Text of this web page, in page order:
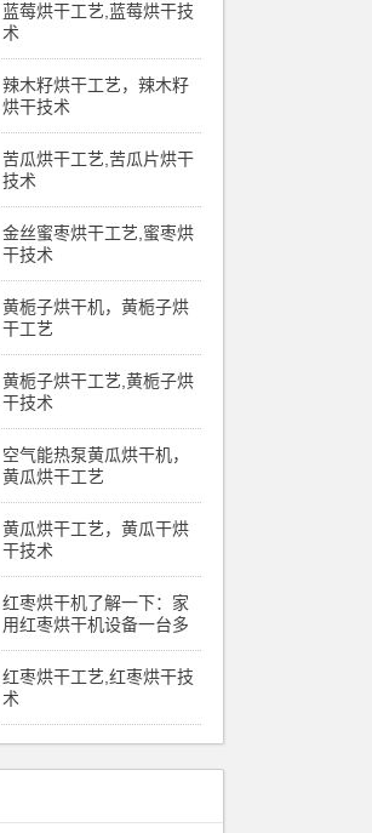
蓝莓烘干工艺,蓝莓烘干技
术
辣木籽烘干工艺，辣木籽
烘干技术
苦瓜烘干工艺,苦瓜片烘干
技术
金丝蜜枣烘干工艺,蜜枣烘
干技术
黄栀子烘干机，黄栀子烘
干工艺
黄栀子烘干工艺,黄栀子烘
干技术
空气能热泵黄瓜烘干机，
黄瓜烘干工艺
黄瓜烘干工艺，黄瓜干烘
干技术
红枣烘干机了解一下：家
用红枣烘干机设备一台多
少钱
红枣烘干工艺,红枣烘干技
术